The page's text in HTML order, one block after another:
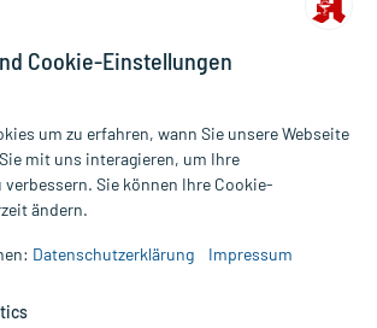
MwSt., ggf. zzgl. Versandkosten
Website werden ausschließlich für
Behandlung durch einen Arzt. Bitte
werden können. | Diese Webseite benutzt
Cookie-Einstellungen
um zu erfahren, wann Sie unsere Webseite
mit uns interagieren, um Ihre
verbessern. Sie können Ihre Cookie-
ändern.
Datenschutzerklärung Impressum